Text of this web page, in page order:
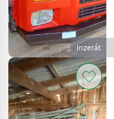
Inzerát